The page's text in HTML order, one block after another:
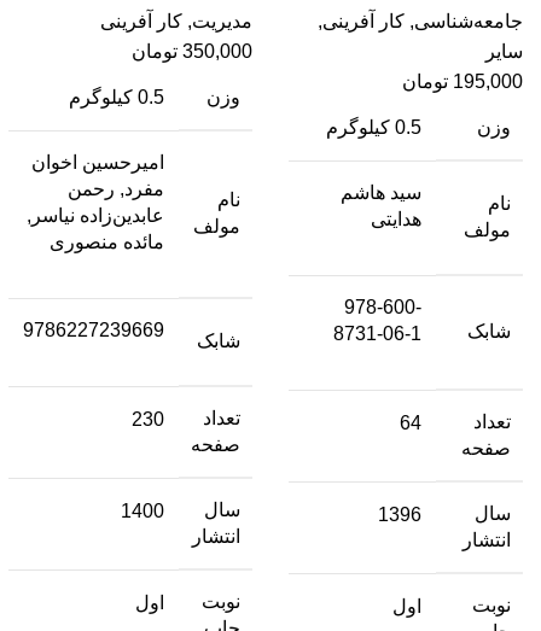
جامعه‌شناسی, کار آفرینی,
سایر
195,000 تومان
وزن 0.5 کیلوگرم
نام
مولف
سید هاشم
هدایتی
شابک
978-600-
8731-06-1
تعداد
صفحه
64
سال
انتشار
1396
نوبت
اول
مدیریت, کار آفرینی
350,000 تومان
وزن 0.5 کیلوگرم
نام
مولف
امیرحسین اخوان
مفرد, رحمن
عابدین‌زاده نیاسر,
مائده منصوری
شابک
9786227239669
تعداد
صفحه
230
سال
انتشار
1400
نوبت
اول